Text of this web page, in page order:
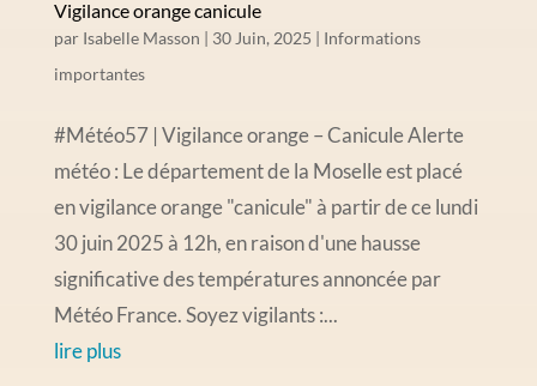
Vigilance orange canicule
par Isabelle Masson | 30 Juin, 2025 | Informations
importantes
#Météo57 | Vigilance orange – Canicule Alerte
météo : Le département de la Moselle est placé
en vigilance orange "canicule" à partir de ce lundi
30 juin 2025 à 12h, en raison d'une hausse
significative des températures annoncée par
Météo France. Soyez vigilants :...
lire plus